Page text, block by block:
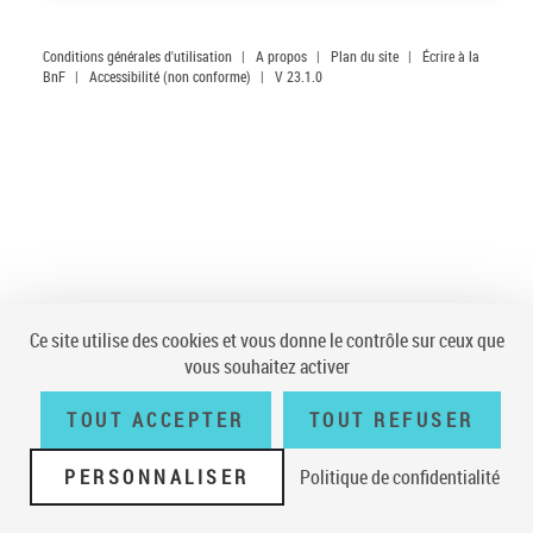
Conditions générales d'utilisation | A propos | Plan du site |
Écrire à la
BnF | Accessibilité (non conforme) | V 23.1.0
Ce site utilise des cookies et vous donne le contrôle sur ceux que
vous souhaitez activer
TOUT ACCEPTER TOUT REFUSER
PERSONNALISER Politique de confidentialité